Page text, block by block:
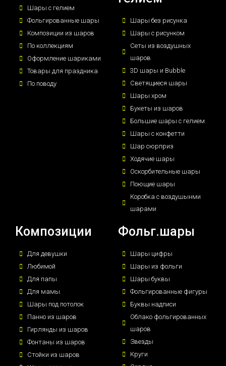
Шары с гелием
Фольгированные шары
Композиции из шаров
По коллекциям
Оформление шариками
Товары для праздника
По поводу
Шары без рисунка
Шары с рисунком
Сеты из воздушных
шаров
3D шары и Bubble
Светящиеся шары
Шары хром
Букеты из шаров
Большие шары с гелием
Шары с конфетти
Шар сюрприз
Ходячие шары
Оскорбительные шары
Поющие шары
Коробка с воздушынми
шарами
Композиции
Для девушки
Любимой
Для папы
Для мамы
Шары под потолок
Панно из шаров
Гирлянды из шаров
Фонтаны из шаров
Стойки из шаров
Фольг.шары
Шары цифры
Шары из фольги
Шары буквы
Фольгированные фигуры
Буквы надписи
Облако фольгированных
шаров
Звезды
Круги